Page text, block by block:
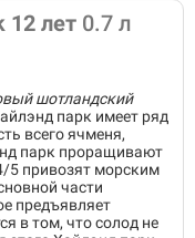
12 лет 0.7 л
шотландский
парк имеет ряд
всего ячменя,
парк проращивают
5 привозят морским
части
предъявляет
в том, что солод не